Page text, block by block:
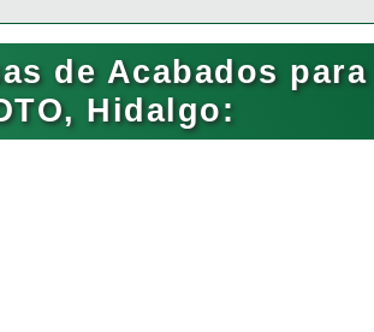
de Acabados
Hidalgo: